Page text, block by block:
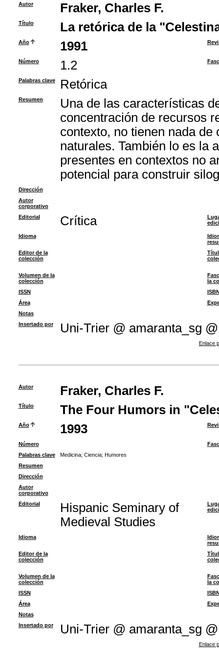
Autor Fraker, Charles F.
Título La retórica de la
Año 1991
Número 1.2
Palabras clave Retórica
Resumen
Una de las características
concentración de recursos
contexto, no tienen nada
naturales. También lo es la
presentes en contextos no
potencial para construir
Dirección
Autor
corporativo
Editorial
Crítica
Idioma
Editor de la
colección
Volumen de la
colección
la
ISSN
Área
Notas
Insertado por
Uni-Trier @ amaranta_sg @
Enlace
Autor Fraker, Charles F.
Título The Four Humors in
Año 1993
Número
Palabras clave
Medicina; Ciencia; Humores
Resumen
Dirección
Autor
corporativo
Editorial
Hispanic Seminary of
Medieval Studies
Idioma
Editor de la
colección
Volumen de la
colección
la
ISSN
Área
Notas
Insertado por
Uni-Trier @ amaranta_sg @
Enlace